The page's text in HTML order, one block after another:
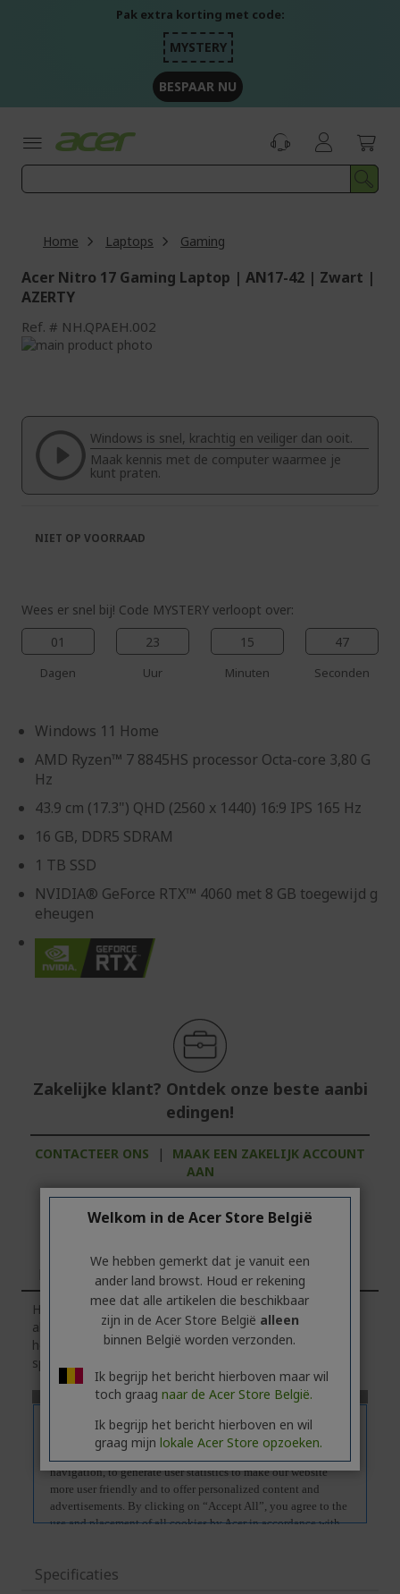
Pak extra korting met code:
MYSTERY
BESPAAR NU
Home Laptops Gaming
Acer Nitro 17 Gaming Laptop | AN17-42 | Zwart |
AZERTY
Ref. NH.QPAEH.002
Ga
van
afbeeldingen-
gallerij
begin
afbeeldingen-
gallerij
Windows is snel, krachtig en veiliger dan ooit.
Maak kennis met de computer waarmee je
kunt praten.
Wees er snel bij! Code MYSTERY verloopt over:
01
Dagen
23
Uur
15
Minuten
47
Seconden
Windows 11 Home
AMD Ryzen™ 7 8845HS processor Octa-core 3,80 G
Hz
43.9 cm (17.3") QHD (2560 x 1440) 16:9 IPS 165 Hz
16 GB, DDR5 SDRAM
1 TB SSD
NVIDIA® GeForce RTX™ 4060 met 8 GB toegewijd g
eheugen
Zakelijke klant? Ontdek onze beste aanbi
edingen!
CONTACTEER ONS |
MAAK EEN ZAKELIJK ACCOUNT
AAN
NIET OP VOORRAAD
Kenmerken
Houd er rekening mee dat het tabblad'Kenmerken'
algemene informatie over de productserie bevat.
het tabblad
'Specificaties'voor de exacte technische
specificaties van het geselecteerde model.
Specificaties
Welkom in de Acer Store België
We hebben gemerkt dat je vanuit een
ander land browst. Houd er rekening
mee dat alle artikelen die beschikbaar
zijn in de Acer Store België alleen
binnen België worden verzonden.
Ik begrijp het bericht hierboven maar wil
toch graag naar de Acer Store België.
Ik begrijp het bericht hierboven en wil
graag mijn lokale Acer Store opzoeken.